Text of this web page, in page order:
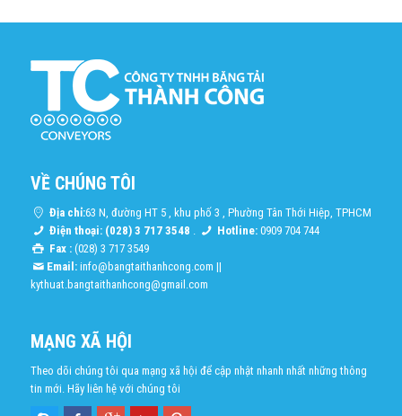
VỀ CHÚNG TÔI
Địa chỉ:63 N, đường HT 5 , khu phố 3 , Phường Tân Thới Hiệp, TPHCM
Điện thoại: (028) 3 717 3548 . Hotline: 0909 704 744
Fax :(028) 3 717 3549
Email: info@bangtaithanhcong.com ||
kythuat.bangtaithanhcong@gmail.com
MẠNG XÃ HỘI
Theo dõi chúng tôi qua mạng xã hội để cập nhật nhanh nhất những thông
tin mới. Hãy liên hệ với chúng tôi